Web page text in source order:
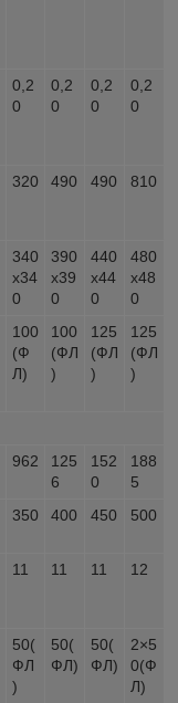
0,2
0
0,2
0
0,2
0
0,2
0
320 490 490 810
340
x34
0
390
x39
0
440
x44
0
480
x48
0
100
(Ф
Л)
100
(ФЛ
)
125
(ФЛ
)
125
(ФЛ
)
962
125
6
152
0
188
5
350 400 450 500
11 11 11 12
50(
ФЛ
)
50(
ФЛ)
50(
ФЛ)
2×5
0(Ф
Л)